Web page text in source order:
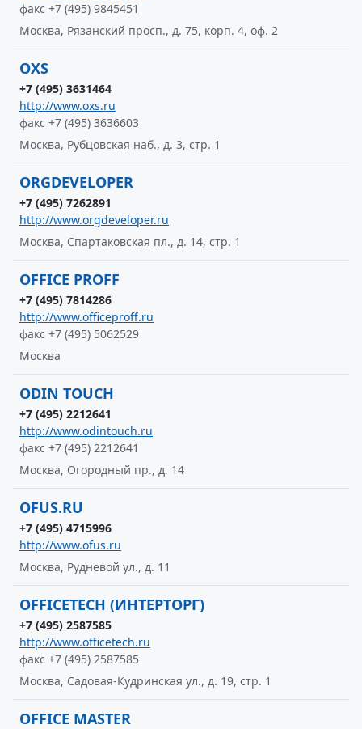
факс +7 (495) 9845451
Москва, Рязанский просп., д. 75, корп. 4, оф. 2
OXS
+7 (495) 3631464
http://www.oxs.ru
факс +7 (495) 3636603
Москва, Рубцовская наб., д. 3, стр. 1
ORGDEVELOPER
+7 (495) 7262891
http://www.orgdeveloper.ru
Москва, Спартаковская пл., д. 14, стр. 1
OFFICE PROFF
+7 (495) 7814286
http://www.officeproff.ru
факс +7 (495) 5062529
Москва
ODIN TOUCH
+7 (495) 2212641
http://www.odintouch.ru
факс +7 (495) 2212641
Москва, Огородный пр., д. 14
OFUS.RU
+7 (495) 4715996
http://www.ofus.ru
Москва, Рудневой ул., д. 11
OFFICETECH (ИНТЕРТОРГ)
+7 (495) 2587585
http://www.officetech.ru
факс +7 (495) 2587585
Москва, Садовая-Кудринская ул., д. 19, стр. 1
OFFICE MASTER